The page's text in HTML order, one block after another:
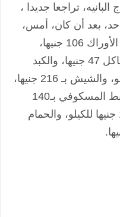
تراجعا جديدا ،
الواحد، بعد أن كان، أمس،
222 جنيها. وبلغ سعر الكيلو من الأوراك 106 جنيها،
والصدور 130 جنيها للكيلو، والهياكل 47 جنيها، والكبد
والقوانص بسعر 100 جنيها للكيلو، والشيش بـ 216 جنيها،
والأرانب بـ130 جنيها للكيلو، والبط المسكوفي بـ140
جنيها للكيلو، والبط البلدي بـ140 جنيها للكيلو، والحمام